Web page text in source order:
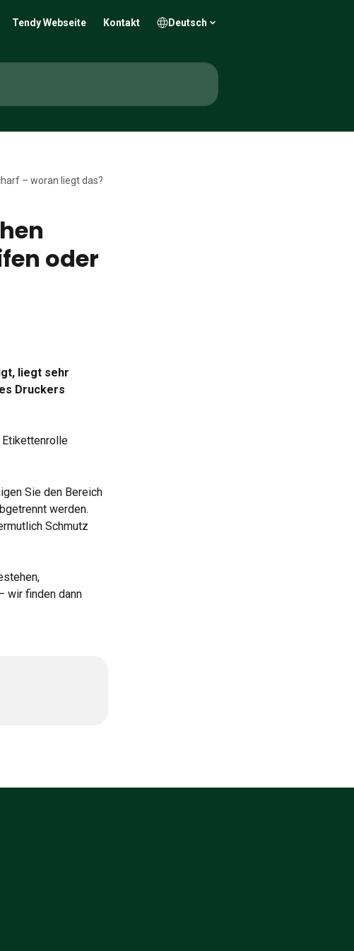
Tendy Webseite Kontakt Deutsch
– woran liegt das?
oder
liegt sehr
Druckers
Sie den Bereich
werden.
Schmutz
wir finden dann